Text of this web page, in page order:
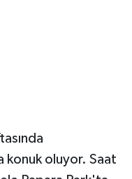
oluyor. Saat